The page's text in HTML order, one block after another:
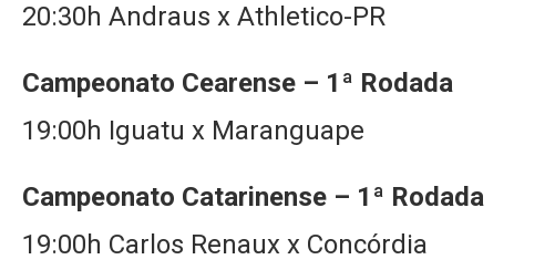
20:30h Andraus x Athletico-PR
Campeonato Cearense – 1ª Rodada
19:00h Iguatu x Maranguape
Campeonato Catarinense – 1ª Rodada
19:00h Carlos Renaux x Concórdia